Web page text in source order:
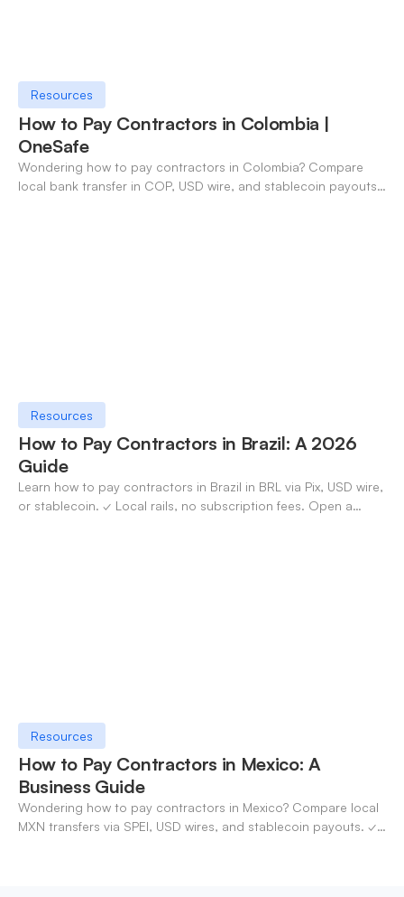
Resources
How to Pay Contractors in Colombia |
OneSafe
Wondering how to pay contractors in Colombia? Compare
local bank transfer in COP, USD wire, and stablecoin payouts.
Resources
How to Pay Contractors in Brazil: A 2026
Guide
Learn how to pay contractors in Brazil in BRL via Pix, USD wire,
or stablecoin. ✓ Local rails, no subscription fees. Open a
Resources
How to Pay Contractors in Mexico: A
Business Guide
Wondering how to pay contractors in Mexico? Compare local
MXN transfers via SPEI, USD wires, and stablecoin payouts. ✓